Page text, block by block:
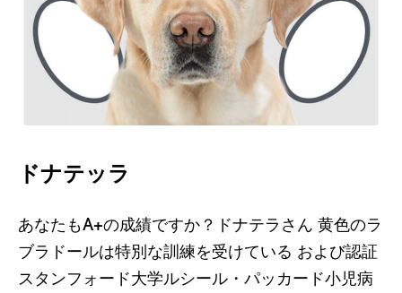
ドナテッラ
あなたもA+の成績ですか？ドナテラさん 黄色のラ
ブラドールは特別な訓練を受けている および認証
スタンフォード大学ルシール・パッカード小児病